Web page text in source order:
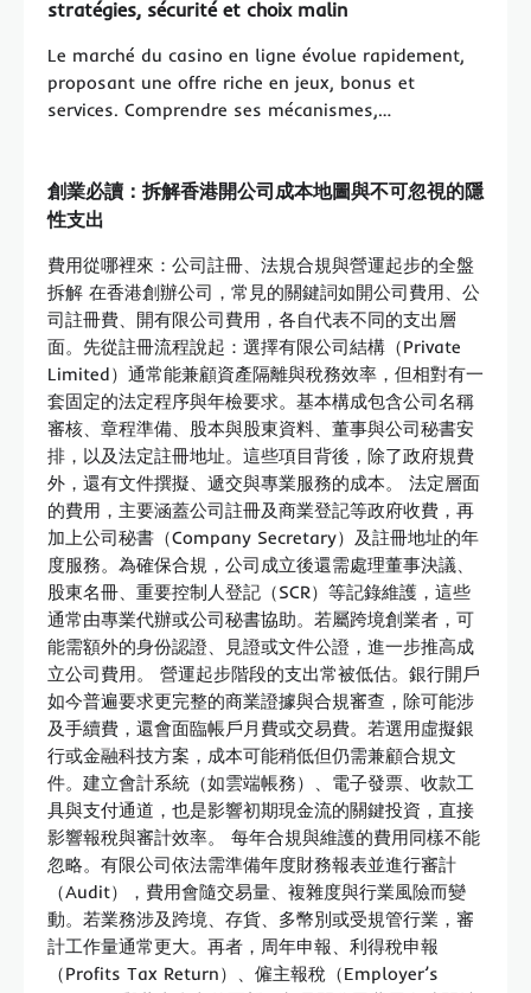
stratégies, sécurité et choix malin
Le marché du casino en ligne évolue rapidement,
proposant une offre riche en jeux, bonus et
services. Comprendre ses mécanismes,…
創業必讀：拆解香港開公司成本地圖與不可忽視的隱
性支出
費用從哪裡來：公司註冊、法規合規與營運起步的全盤
拆解 在香港創辦公司，常見的關鍵詞如開公司費用、公
司註冊費、開有限公司費用，各自代表不同的支出層
面。先從註冊流程說起：選擇有限公司結構（Private
Limited）通常能兼顧資產隔離與稅務效率，但相對有一
套固定的法定程序與年檢要求。基本構成包含公司名稱
審核、章程準備、股本與股東資料、董事與公司秘書安
排，以及法定註冊地址。這些項目背後，除了政府規費
外，還有文件撰擬、遞交與專業服務的成本。 法定層面
的費用，主要涵蓋公司註冊及商業登記等政府收費，再
加上公司秘書（Company Secretary）及註冊地址的年
度服務。為確保合規，公司成立後還需處理董事決議、
股東名冊、重要控制人登記（SCR）等記錄維護，這些
通常由專業代辦或公司秘書協助。若屬跨境創業者，可
能需額外的身份認證、見證或文件公證，進一步推高成
立公司費用。 營運起步階段的支出常被低估。銀行開戶
如今普遍要求更完整的商業證據與合規審查，除可能涉
及手續費，還會面臨帳戶月費或交易費。若選用虛擬銀
行或金融科技方案，成本可能稍低但仍需兼顧合規文
件。建立會計系統（如雲端帳務）、電子發票、收款工
具與支付通道，也是影響初期現金流的關鍵投資，直接
影響報稅與審計效率。 每年合規與維護的費用同樣不能
忽略。有限公司依法需準備年度財務報表並進行審計
（Audit），費用會隨交易量、複雜度與行業風險而變
動。若業務涉及跨境、存貨、多幣別或受規管行業，審
計工作量通常更大。再者，周年申報、利得稅申報
（Profits Tax Return）、僱主報稅（Employer’s